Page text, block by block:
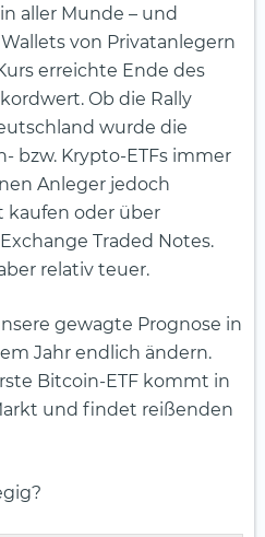
aller Munde – und
von Privatanlegern
erreichte Ende des
Ob die Rally
wurde die
bzw. Krypto-ETFs immer
Anleger jedoch
kaufen oder über
Traded Notes.
relativ teuer.
gewagte Prognose in
Jahr endlich ändern.
Bitcoin-ETF kommt in
und findet reißenden